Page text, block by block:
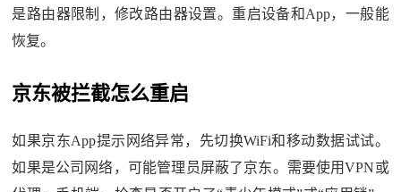
是路由器限制，修改路由器设置。重启设备和App，一般能
恢复。
京东被拦截怎么重启
如果京东App提示网络异常，先切换WiFi和移动数据试试。
如果是公司网络，可能管理员屏蔽了京东。需要使用VPN或